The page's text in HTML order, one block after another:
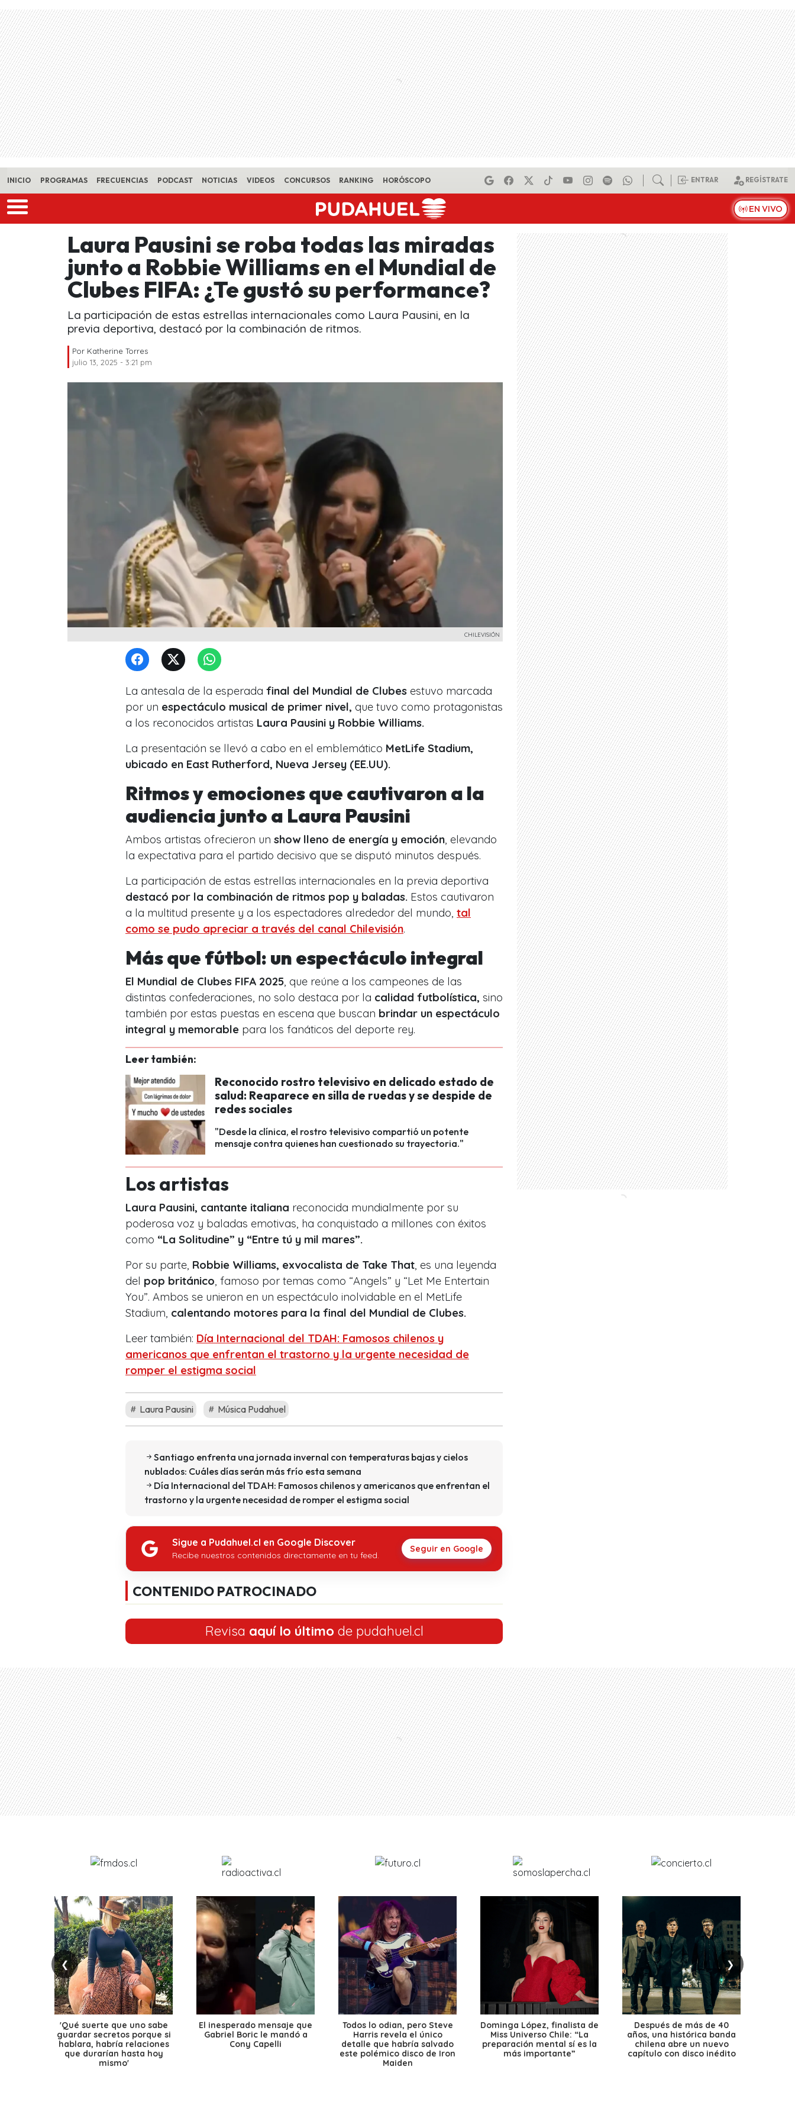
Skip to main content
INICIO PROGRAMAS FRECUENCIAS PODCAST NOTICIAS VIDEOS CONCURSOS RANKING HORÓSCOPO ENTRAR REGÍSTRATE
EN VIVO
Laura Pausini se roba todas las miradas
junto a Robbie Williams en el Mundial de
Clubes FIFA: ¿Te gustó su performance?
La participación de estas estrellas internacionales como Laura Pausini, en la
previa deportiva, destacó por la combinación de ritmos.
Por Katherine Torres
julio 13, 2025 - 3:21 pm
CHILEVISIÓN
La antesala de la esperada final del Mundial de Clubes estuvo marcada
por un espectáculo musical de primer nivel, que tuvo como protagonistas
a los reconocidos artistas Laura Pausini y Robbie Williams.
La presentación se llevó a cabo en el emblemático MetLife Stadium,
ubicado en East Rutherford, Nueva Jersey (EE.UU).
Ritmos y emociones que cautivaron a la
audiencia junto a Laura Pausini
Ambos artistas ofrecieron un show lleno de energía y emoción , elevando
la expectativa para el partido decisivo que se disputó minutos después.
La participación de estas estrellas internacionales en la previa deportiva
destacó por la combinación de ritmos pop y baladas. Estos cautivaron
a la multitud presente y a los espectadores alrededor del mundo, tal
como se pudo apreciar a través del canal Chilevisión.
Más que fútbol: un espectáculo integral
El Mundial de Clubes FIFA 2025 , que reúne a los campeones de las
distintas confederaciones, no solo destaca por la calidad futbolística, sino
también por estas puestas en escena que buscan brindar un espectáculo
integral y memorable para los fanáticos del deporte rey.
Leer también:
Reconocido rostro televisivo en delicado estado de
salud: Reaparece en silla de ruedas y se despide de
redes sociales
"Desde la clínica, el rostro televisivo compartió un potente
mensaje contra quienes han cuestionado su trayectoria."
Los artistas
Laura Pausini, cantante italiana reconocida mundialmente por su
poderosa voz y baladas emotivas, ha conquistado a millones con éxitos
como “La Solitudine” y “Entre tú y mil mares”.
Por su parte, Robbie Williams, exvocalista de Take That , es una leyenda
del pop británico , famoso por temas como “Angels” y “Let Me Entertain
You”. Ambos se unieron en un espectáculo inolvidable en el MetLife
Stadium, calentando motores para la final del Mundial de Clubes.
Leer también: Día Internacional del TDAH: Famosos chilenos y
americanos que enfrentan el trastorno y la urgente necesidad de
romper el estigma social
Laura Pausini Música Pudahuel
Santiago enfrenta una jornada invernal con temperaturas bajas y cielos
nublados: Cuáles días serán más frío esta semana
Día Internacional del TDAH: Famosos chilenos y americanos que enfrentan el
trastorno y la urgente necesidad de romper el estigma social
Sigue a Pudahuel.cl en Google Discover
Recibe nuestros contenidos directamente en tu feed.
Seguir en Google
CONTENIDO PATROCINADO
Revisa aquí lo último de pudahuel.cl
❮ ❯
'Qué suerte que uno sabe
guardar secretos porque si
hablara, habría relaciones
que durarían hasta hoy
mismo'
El inesperado mensaje que
Gabriel Boric le mandó a
Cony Capelli
Todos lo odian, pero Steve
Harris revela el único
detalle que habría salvado
este polémico disco de Iron
Maiden
Dominga López, finalista de
Miss Universo Chile: “La
preparación mental sí es la
más importante”
Después de más de 40
años, una histórica banda
chilena abre un nuevo
capítulo con disco inédito